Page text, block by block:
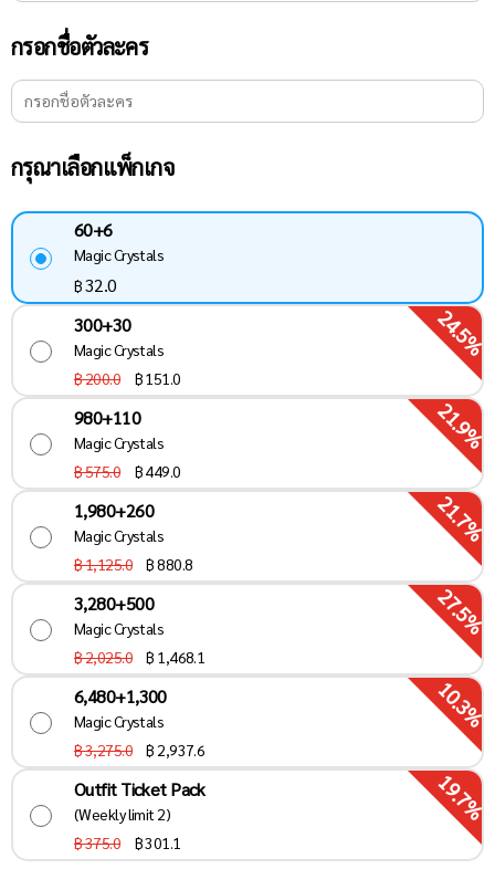
กรอกชื่อตัวละคร
กรุณาเลือกแพ็กเกจ
60+6
Magic Crystals
฿32.0
300+30
Magic Crystals
฿ 200.0
฿151.0
24.5%
980+110
Magic Crystals
฿ 575.0
฿449.0
21.9%
1,980+260
Magic Crystals
฿ 1,125.0
฿880.8
21.7%
3,280+500
Magic Crystals
฿ 2,025.0
฿ 1,468.1
27.5%
6,480+1,300
Magic Crystals
฿ 3,275.0
฿ 2,937.6
10.3%
Outfit Ticket Pack
(Weekly limit 2)
฿ 375.0
฿301.1
19.7%